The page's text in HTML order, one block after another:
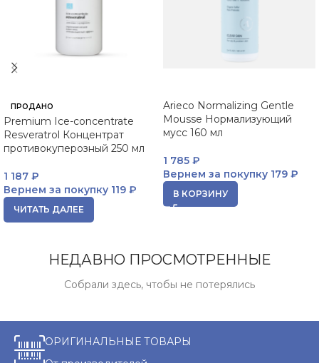
ПРОДАНО
Premium Ice-concentrate
Resveratrol Концентрат
противокуперозный 250 мл
1 187 ₽
Вернем за покупку 119 ₽
ЧИТАТЬ ДАЛЕЕ
Arieco Normalizing Gentle
Mousse Нормализующий
мусс 160 мл
1 785 ₽
Вернем за покупку 179 ₽
В КОРЗИНУ
НЕДАВНО ПРОСМОТРЕННЫЕ
Собрали здесь, чтобы не потерялись
ОРИГИНАЛЬНЫЕ ТОВАРЫ